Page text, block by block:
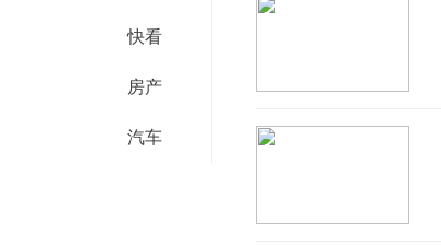
快看
房产
汽车